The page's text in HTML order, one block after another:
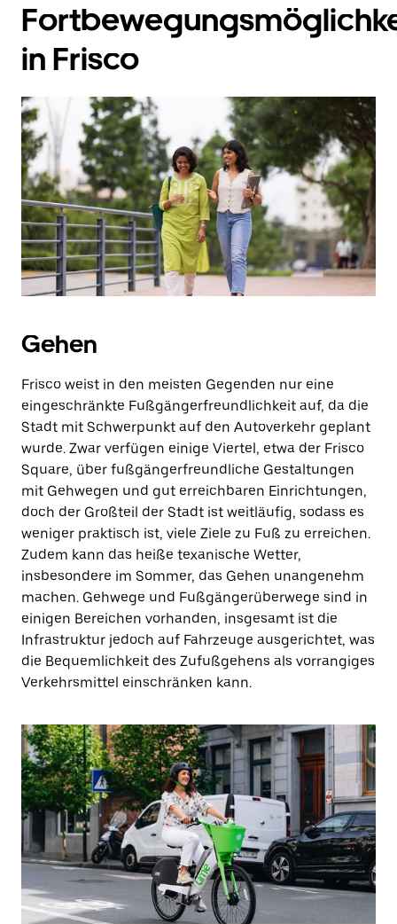
mit
dem
Kalender
zu
ein
Datum
auszuwählen.
Drücke
die
Escape-
Taste,
um
den
Kalender
zu
schließen.
in Frisco
Gehen
Frisco weist in den meisten Gegenden nur eine
eingeschränkte Fußgängerfreundlichkeit auf, da die
Stadt mit Schwerpunkt auf den Autoverkehr geplant
wurde. Zwar verfügen einige Viertel, etwa der Frisco
Square, über fußgängerfreundliche Gestaltungen
mit Gehwegen und gut erreichbaren Einrichtungen,
doch der Großteil der Stadt ist weitläufig, sodass es
weniger praktisch ist, viele Ziele zu Fuß zu erreichen.
Zudem kann das heiße texanische Wetter,
insbesondere im Sommer, das Gehen unangenehm
machen. Gehwege und Fußgängerüberwege sind in
einigen Bereichen vorhanden, insgesamt ist die
Infrastruktur jedoch auf Fahrzeuge ausgerichtet, was
die Bequemlichkeit des Zufußgehens als vorrangiges
Verkehrsmittel einschränken kann.